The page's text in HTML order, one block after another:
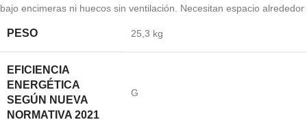
bajo encimeras ni huecos sin ventilación. Necesitan espacio alrededor
PESO 25,3 kg
EFICIENCIA
ENERGÉTICA
SEGÚN NUEVA
NORMATIVA 2021
G